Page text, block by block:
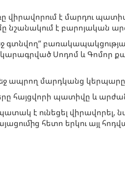
վիրավորում է մարդու
նշանակում է բարոյական
գտնվող”
Սոդոմ և Գոմոր
ապրող մարդկանց
հայցվորի պատիվը և
է ունեցել վիրավորել,
հետո երկու այլ